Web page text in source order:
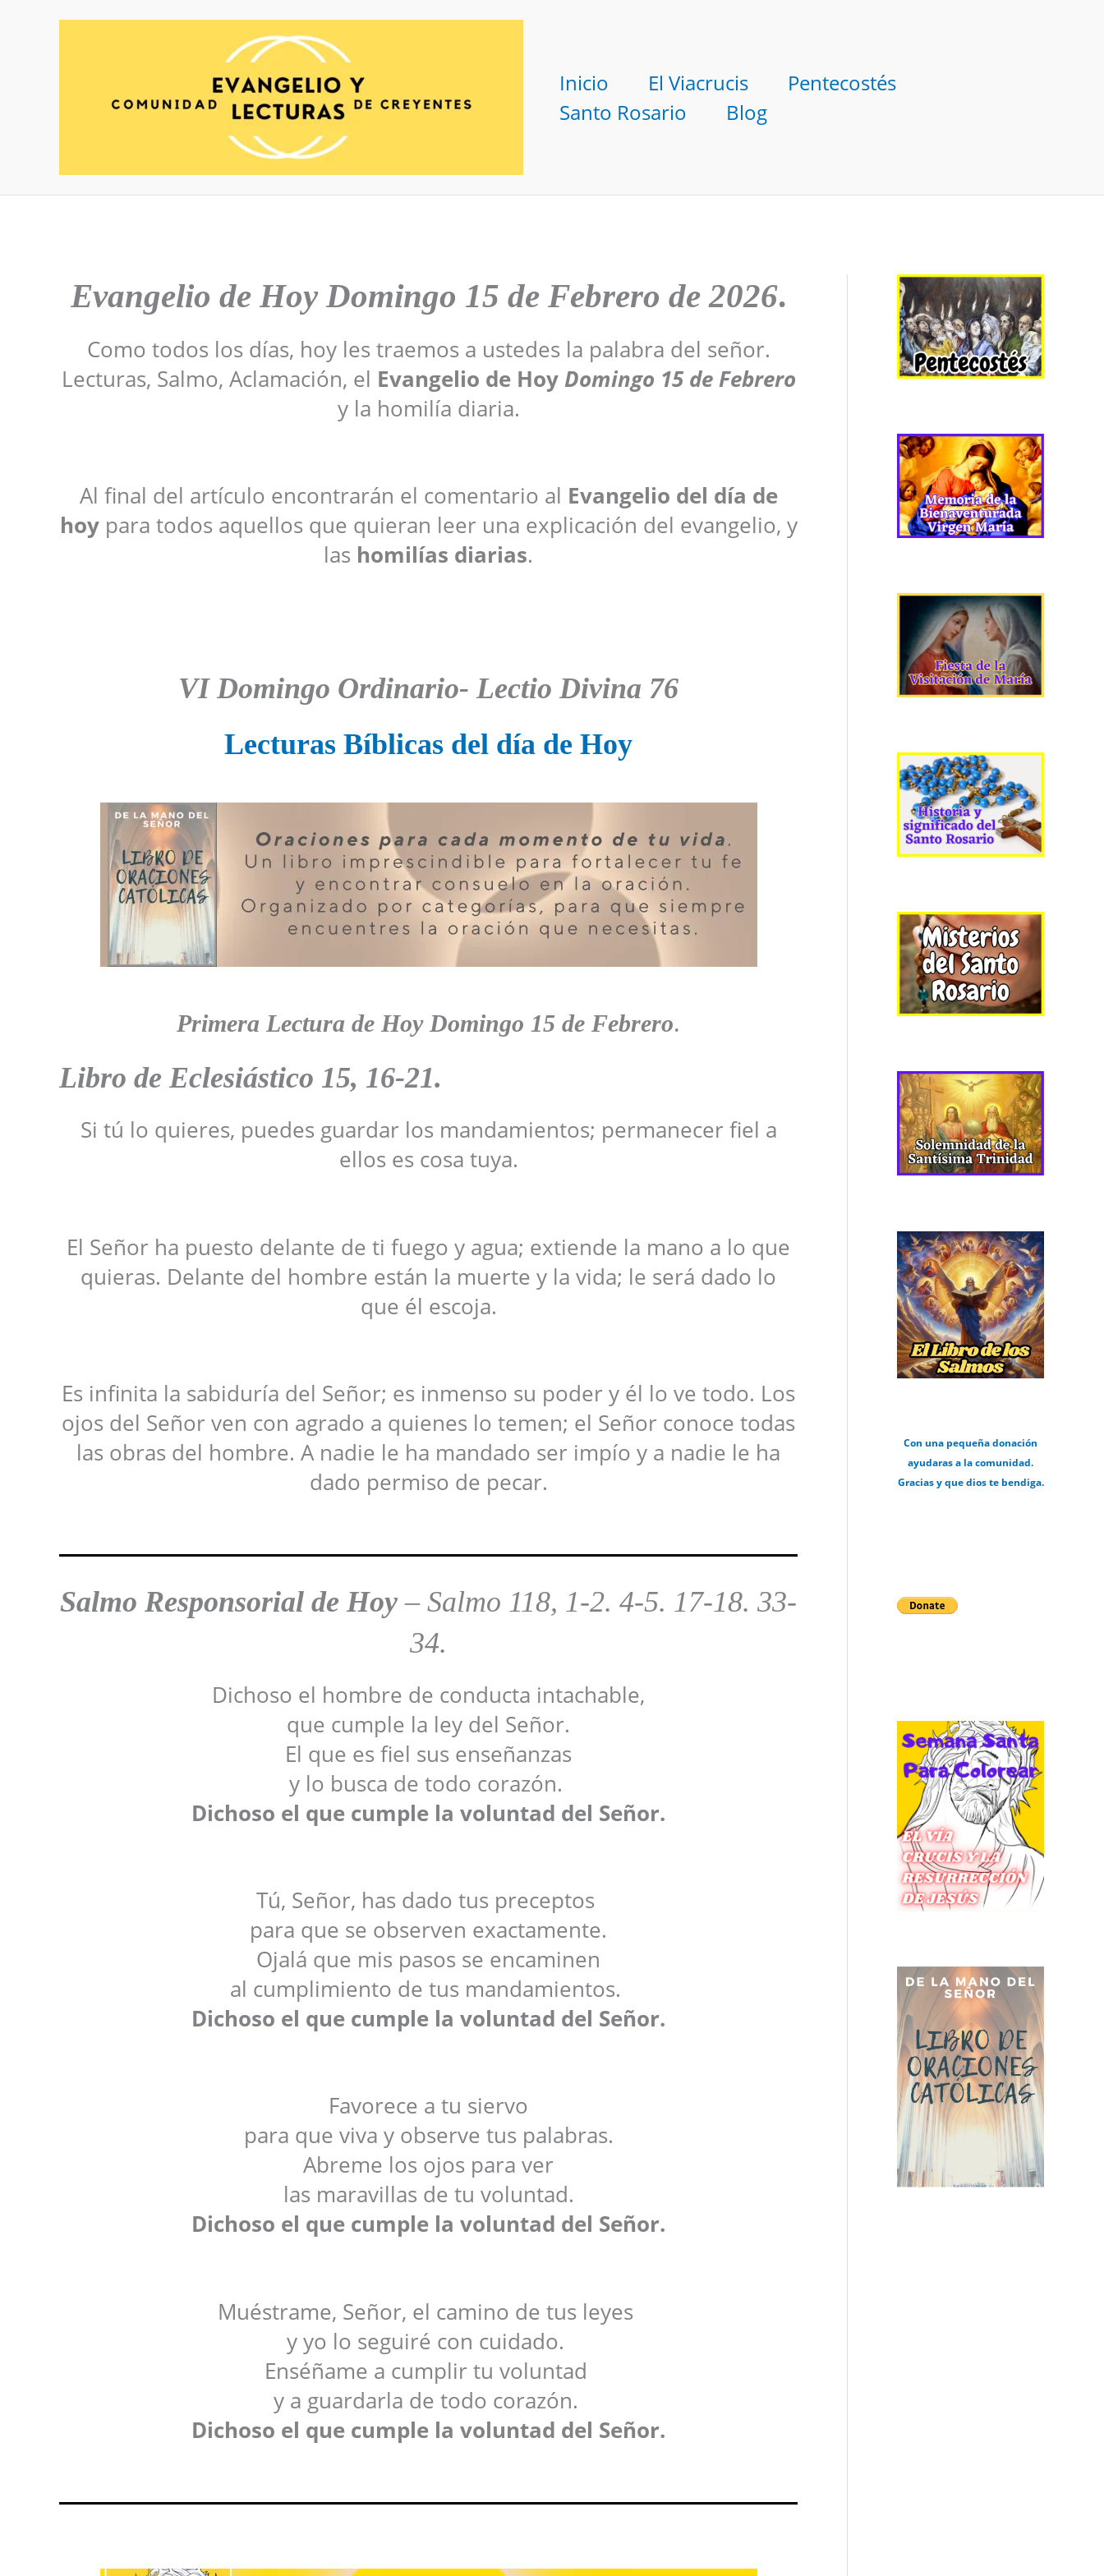
Inicio El Viacrucis
Pentecostés
Santo Rosario
Blog
Evangelio de Hoy Domingo 15 de Febrero de 2026.
Como todos los días, hoy les traemos a ustedes la palabra del señor.
Lecturas, Salmo, Aclamación, el Evangelio de Hoy Domingo 15 de Febrero
y la homilía diaria.
Al final del artículo encontrarán el comentario al Evangelio del día de
hoypara todos aquellos que quieran leer una explicación del evangelio, y
las homilías diarias.
VI Domingo Ordinario- Lectio Divina 76
Lecturas Bíblicas del día de Hoy
Primera Lectura de Hoy Domingo 15 de Febrero.
Libro de Eclesiástico 15, 16-21.
Si tú lo quieres, puedes guardar los mandamientos; permanecer fiel a
ellos es cosa tuya.
El Señor ha puesto delante de ti fuego y agua; extiende la mano a lo que
quieras. Delante del hombre están la muerte y la vida; le será dado lo
que él escoja.
Es infinita la sabiduría del Señor; es inmenso su poder y él lo ve todo. Los
ojos del Señor ven con agrado a quienes lo temen; el Señor conoce todas
las obras del hombre. A nadie le ha mandado ser impío y a nadie le ha
dado permiso de pecar.
Salmo Responsorial de Hoy – Salmo 118, 1-2. 4-5. 17-18. 33-
34.
Dichoso el hombre de conducta intachable,
que cumple la ley del Señor.
El que es fiel sus enseñanzas
y lo busca de todo corazón.
Dichoso el que cumple la voluntad del Señor.
Tú, Señor, has dado tus preceptos
para que se observen exactamente.
Ojalá que mis pasos se encaminen
al cumplimiento de tus mandamientos.
Dichoso el que cumple la voluntad del Señor.
Favorece a tu siervo
para que viva y observe tus palabras.
Abreme los ojos para ver
las maravillas de tu voluntad.
Dichoso el que cumple la voluntad del Señor.
Muéstrame, Señor, el camino de tus leyes
y yo lo seguiré con cuidado.
Enséñame a cumplir tu voluntad
y a guardarla de todo corazón.
Dichoso el que cumple la voluntad del Señor.
Con una pequeña donación
ayudaras a la comunidad.
Gracias y que dios te bendiga.